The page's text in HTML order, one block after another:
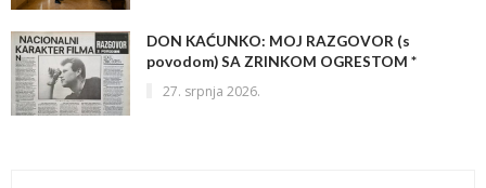
DON KAĆUNKO: MOJ RAZGOVOR (s
povodom) SA ZRINKOM OGRESTOM *
27. srpnja 2026.